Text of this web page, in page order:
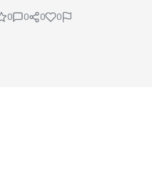
0 0 0 0